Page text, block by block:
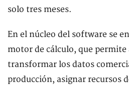
solo tres meses.
En el núcleo del software se
motor de cálculo, que permite
transformar los datos
producción, asignar recursos